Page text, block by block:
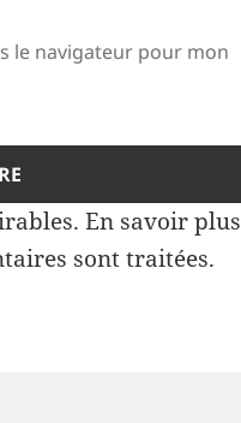
le navigateur pour mon
En savoir plus
sont traitées.